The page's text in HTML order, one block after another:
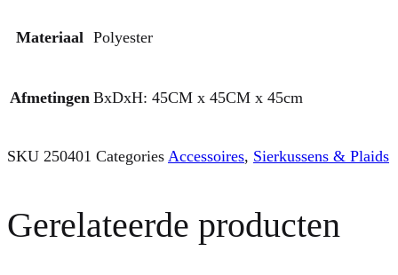
Gerelateerde producten
Materiaal Polyester
Afmetingen BxDxH: 45CM x 45CM x 45cm
SKU 250401 Categories Accessoires, Sierkussens & Plaids